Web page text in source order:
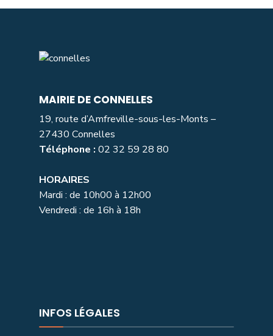
MAIRIE DE CONNELLES
19, route d’Amfreville-sous-les-Monts –
27430 Connelles
Téléphone : 02 32 59 28 80
HORAIRES
Mardi : de 10h00 à 12h00
Vendredi : de 16h à 18h
INFOS LÉGALES